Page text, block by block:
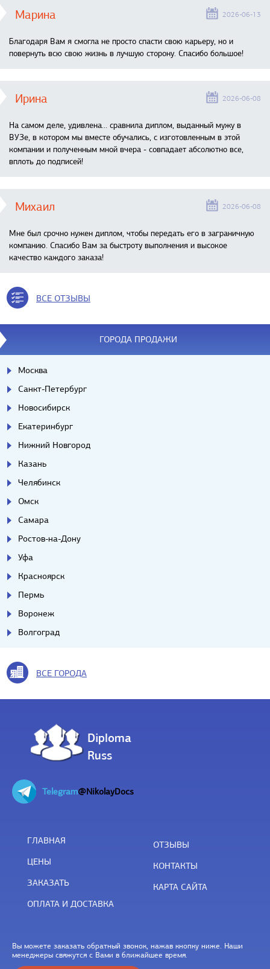
Марина 2026-06-13
Благодаря Вам я смогла не просто спасти свою карьеру, но и
повернуть всю свою жизнь в лучшую сторону. Спасибо большое!
Ирина 2026-06-08
На самом деле, удивлена… сравнила диплом, выданный мужу в
ВУЗе, в котором мы вместе обучались, с изготовленным в этой
компании и полученным мной вчера - совпадает абсолютно все,
вплоть до подписей!
Михаил 2026-06-08
Мне был срочно нужен диплом, чтобы передать его в заграничную
компанию. Спасибо Вам за быстроту выполнения и высокое
качество каждого заказа!
ВСЕ ОТЗЫВЫ
ГОРОДА ПРОДАЖИ
Москва
Санкт-Петербург
Новосибирск
Екатеринбург
Нижний Новгород
Казань
Челябинск
Омск
Самара
Ростов-на-Дону
Уфа
Красноярск
Пермь
Воронеж
Волгоград
ВСЕ ГОРОДА
Diploma
Russ
Telegram@NikolayDocs
ГЛАВНАЯ
ЦЕНЫ
ЗАКАЗАТЬ
ОПЛАТА И ДОСТАВКА
ОТЗЫВЫ
КОНТАКТЫ
КАРТА САЙТА
Вы можете заказать обратный звонок, нажав кнопку ниже. Наши
менеджеры свяжутся с Вами в ближайшее время.